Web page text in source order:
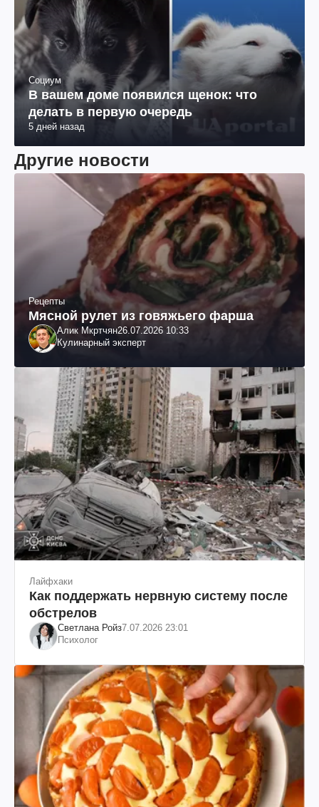
Социум
В вашем доме появился щенок: что
делать в первую очередь
5 дней назад
Другие новости
Рецепты
Мясной рулет из говяжьего фарша
Алик Мкртчян26.07.2026 10:33
Кулинарный эксперт
Лайфхаки
Как поддержать нервную систему после
обстрелов
Светлана Ройз7.07.2026 23:01
Психолог